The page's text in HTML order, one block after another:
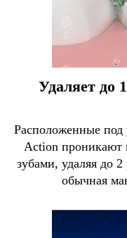
Удаляет до
Расположенные под
Action проникают
зубами, удаляя до
обычная